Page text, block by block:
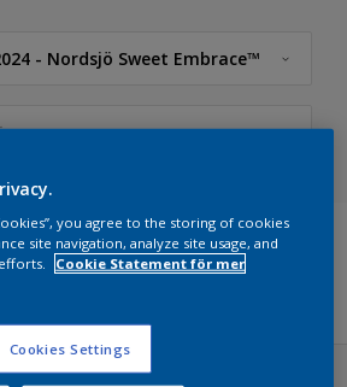
- Nordsjö Sweet Embrace™
– Årets kulör 2025
Filter
you agree to the storing of cookies
site navigation, analyze site usage, and
Cookie Statement för mer
Cookies Settings